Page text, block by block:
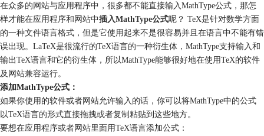
在众多的网站与应用程序中，很多都不能直接输入MathType公式，那怎
样才能在应用程序和网站中插入MathType公式呢？ TeX是针对数学方面
的一种文件语言格式，但是它使用起来不是很容易并且在语言中不能有错
误出现。LaTeX是很流行的TeX语言的一种衍生体，MathType支持输入和
输出TeX语言和它的衍生体，所以MathType能够很好地在使用TeX的软件
及网站兼容运行。
添加MathType公式：
如果你使用的软件或者网站允许输入的话，你可以将MathType中的公式
以TeX语言的形式直接拖拽或者复制粘贴到这些地方。
要想在应用程序或者网站里面用TeX语言添加公式：